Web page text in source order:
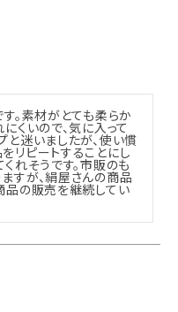
す。素材がとても柔らか
くいので、気に入って
と迷いましたが、使い慣
リピートすることにし
れそうです。市販のも
すが、絹屋さんの商品
品の販売を継続してい